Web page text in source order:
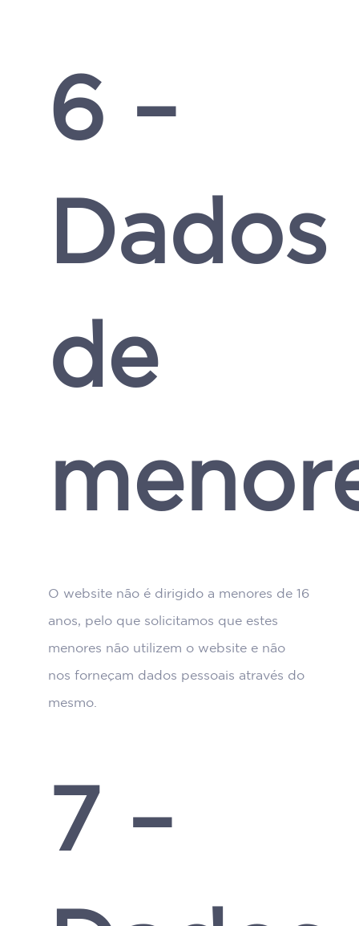
6 –
Dados
de
O website não é dirigido a menores de 16
anos, pelo que solicitamos que estes
menores não utilizem o website e não
nos forneçam dados pessoais através do
mesmo.
7 –